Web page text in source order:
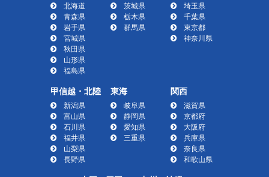
北海道
青森県
岩手県
宮城県
秋田県
山形県
福島県
茨城県
栃木県
群馬県
埼玉県
千葉県
東京都
神奈川県
甲信越・北陸
新潟県
富山県
石川県
福井県
山梨県
長野県
東海
岐阜県
静岡県
愛知県
三重県
関西
滋賀県
京都府
大阪府
兵庫県
奈良県
和歌山県